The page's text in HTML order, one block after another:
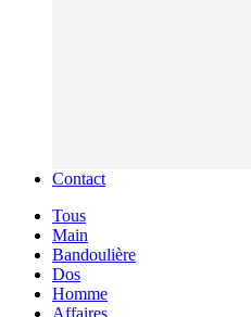
Contact
Tous
Main
Bandoulière
Dos
Homme
Affaires